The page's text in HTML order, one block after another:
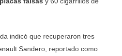
indicó que recuperaron tres
Sandero, reportado como